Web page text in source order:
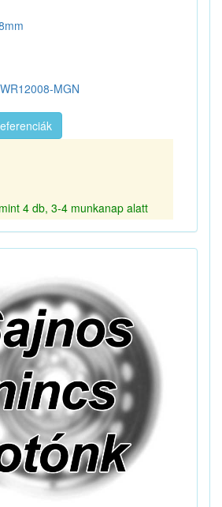
MGN
4 db, 3-4 munkanap alatt